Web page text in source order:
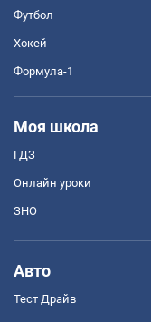
Футбол
Хокей
Формула-1
Моя школа
ГДЗ
Онлайн уроки
ЗНО
Авто
Тест Драйв